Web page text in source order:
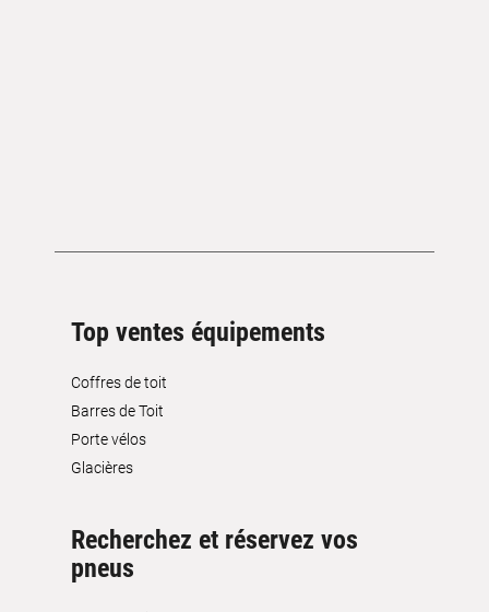
Top ventes équipements
Coffres de toit
Barres de Toit
Porte vélos
Glacières
Recherchez et réservez vos
pneus